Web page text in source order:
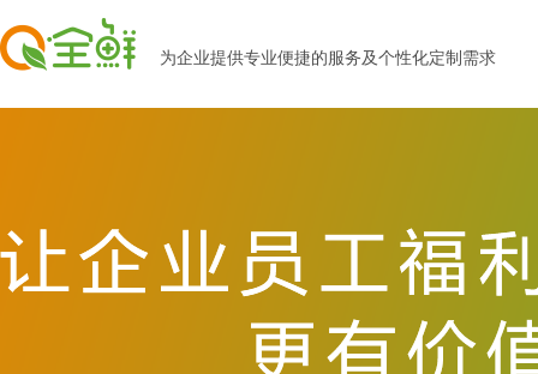
为企业提供专业便捷的服务及个性化定制需求